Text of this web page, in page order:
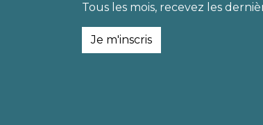
Tous les mois, recevez les
Je m'inscris